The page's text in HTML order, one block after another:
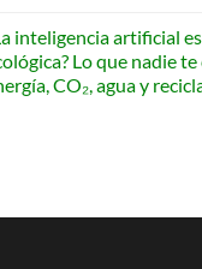
inteligencia artificial
Lo que nadie
CO₂, agua y